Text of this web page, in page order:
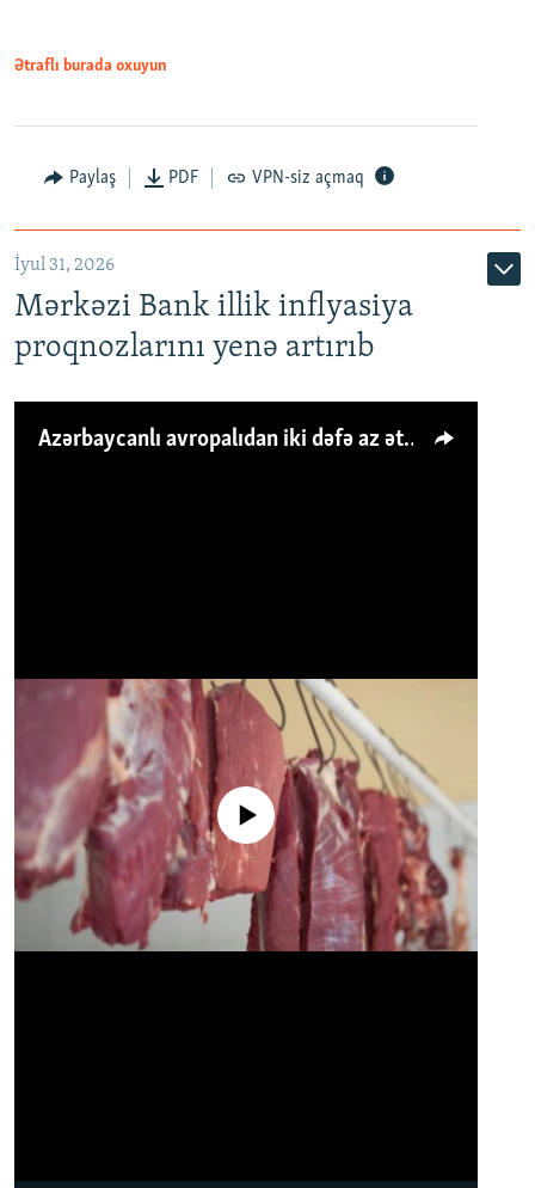
Ətraflı burada oxuyun
Paylaş PDF VPN-siz açmaq
İyul 31, 2026
Mərkəzi Bank illik inflyasiya
proqnozlarını yenə artırıb
Azərbaycanlı avropalıdan iki dəfə az ət yeyir, amma... 'Qiymət artımı qaçılmazdır'
No media source currently available